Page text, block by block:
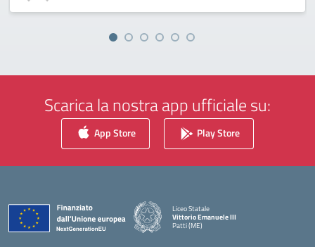
Scarica la nostra app ufficiale su:
App Store Play Store
Liceo Statale
Vittorio Emanuele III
Patti (ME)